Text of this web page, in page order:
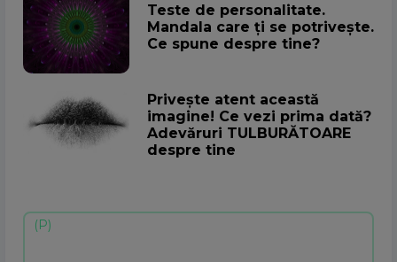
Teste de personalitate.
Mandala care ți se potrivește.
Ce spune despre tine?
Privește atent această
imagine! Ce vezi prima dată?
Adevăruri TULBURĂTOARE
despre tine